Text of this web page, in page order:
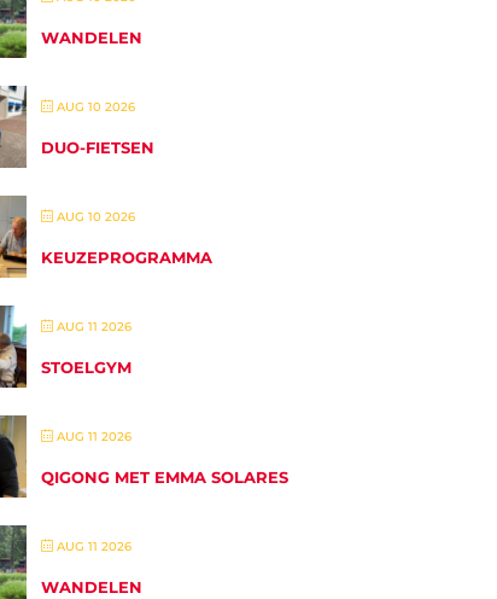
WANDELEN
AUG 10 2026
DUO-FIETSEN
AUG 10 2026
KEUZEPROGRAMMA
AUG 11 2026
STOELGYM
AUG 11 2026
QIGONG MET EMMA SOLARES
AUG 11 2026
WANDELEN